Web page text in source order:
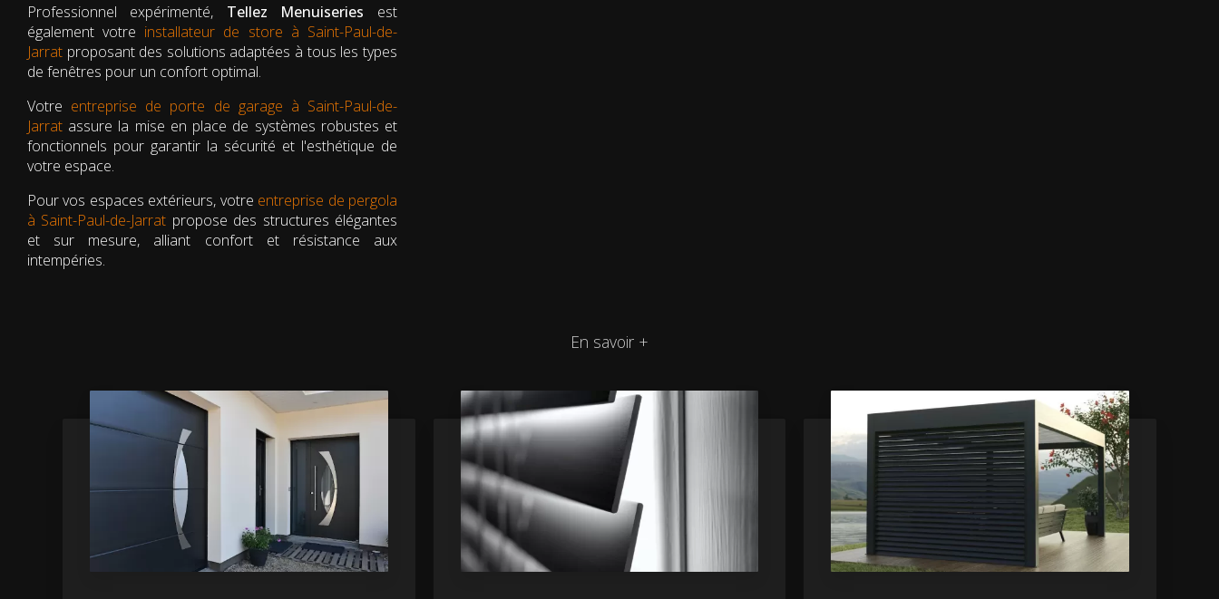
Professionnel expérimenté, Tellez Menuiseries est
également votre installateur de store à Saint-Paul-de-
Jarrat proposant des solutions adaptées à tous les types
de fenêtres pour un confort optimal.
Votre entreprise de porte de garage à Saint-Paul-de-
Jarrat assure la mise en place de systèmes robustes et
fonctionnels pour garantir la sécurité et l'esthétique de
votre espace.
Pour vos espaces extérieurs, votre entreprise de pergola
à Saint-Paul-de-Jarrat propose des structures élégantes
et sur mesure, alliant confort et résistance aux
intempéries.
En savoir +